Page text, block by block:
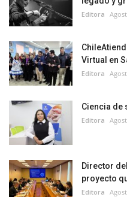
Editora
Virtual en
Editora
Ciencia de
Editora
Director
proyecto
Editora